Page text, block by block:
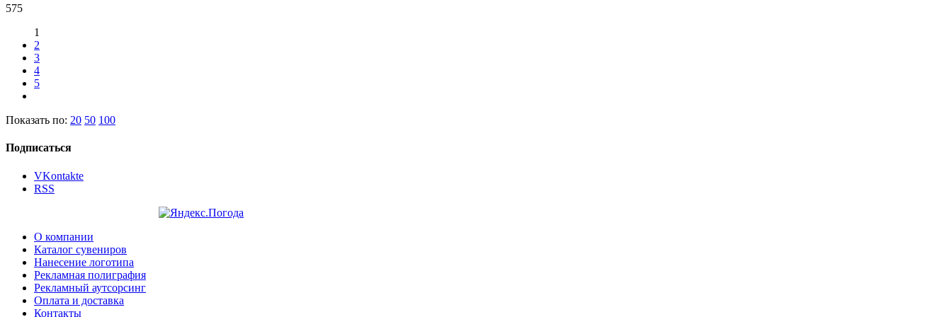
575
1
2
3
4
5
Показать по: 20 50 100
Подписаться
VKontakte
RSS
О компании
Каталог сувениров
Нанесение логотипа
Рекламная полиграфия
Рекламный аутсорсинг
Оплата и доставка
Контакты